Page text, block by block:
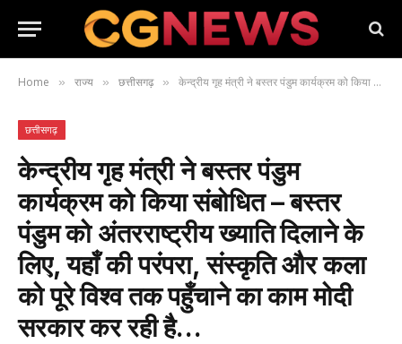
Home » राज्य » छत्तीसगढ़ » केन्द्रीय गृह मंत्री ने बस्तर पंडुम कार्यक्रम को किया संबोधित – बस्तर पंडुम को अंतरराष्ट्रीय ख्याति दिलाने के लिए, यहाँ की परंपरा, संस्कृति और कला को पूरे विश्व तक पहुँचाने का काम मोदी सरकार कर रही है…
छत्तीसगढ़
केन्द्रीय गृह मंत्री ने बस्तर पंडुम
कार्यक्रम को किया संबोधित – बस्तर
पंडुम को अंतरराष्ट्रीय ख्याति दिलाने के
लिए, यहाँ की परंपरा, संस्कृति और कला
को पूरे विश्व तक पहुँचाने का काम मोदी
सरकार कर रही है…